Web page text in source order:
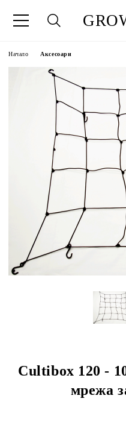
Начало Аксесоари
Cultibox 120 -
мрежа